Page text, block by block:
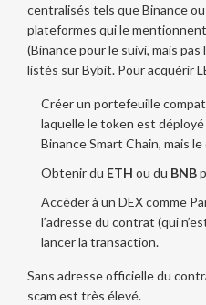
centralisés tels que Binance
plateformes qui le
(Binance pour le suivi, mais
listés sur Bybit. Pour acquérir
Créer un portefeuille
laquelle le token est
Binance Smart Chain, mais
Obtenir du ETH ou du BNB
Accéder à un DEX comme
l’adresse du contrat (qui
lancer la transaction.
Sans adresse officielle du
scam est très élevé.